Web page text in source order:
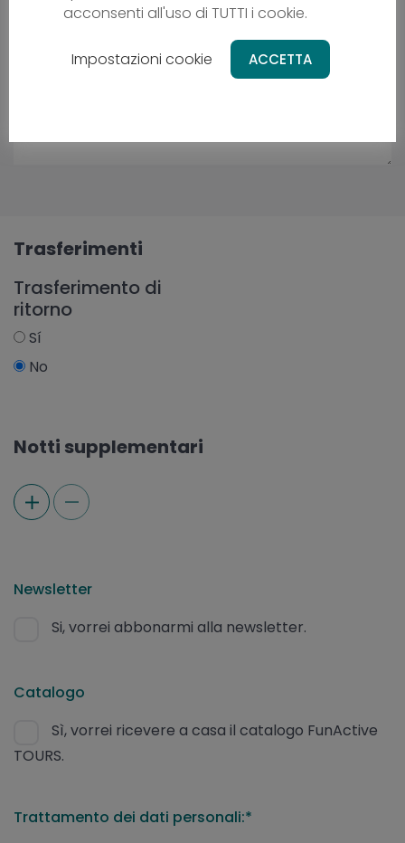
Trasferimenti
Trasferimento di
ritorno
Sí
No
Notti supplementari
Newsletter
Si, vorrei abbonarmi alla newsletter.
Catalogo
Sì, vorrei ricevere a casa il catalogo FunActive
TOURS.
Trattamento dei dati personali:*
acconsenti all'uso di TUTTI i cookie.
Impostazioni cookie ACCETTA